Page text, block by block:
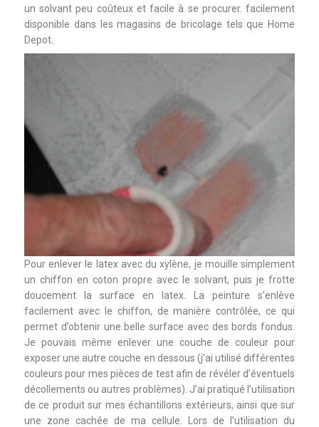
un solvant peu coûteux et facile à se procurer. facilement
disponible dans les magasins de bricolage tels que Home
Depot.
Pour enlever le latex avec du xylène, je mouille simplement
un chiffon en coton propre avec le solvant, puis je frotte
doucement la surface en latex. La peinture s’enlève
facilement avec le chiffon, de manière contrôlée, ce qui
permet d’obtenir une belle surface avec des bords fondus.
Je pouvais même enlever une couche de couleur pour
exposer une autre couche en dessous (j’ai utilisé différentes
couleurs pour mes pièces de test afin de révéler d’éventuels
décollements ou autres problèmes). J’ai pratiqué l’utilisation
de ce produit sur mes échantillons extérieurs, ainsi que sur
une zone cachée de ma cellule. Lors de l’utilisation du